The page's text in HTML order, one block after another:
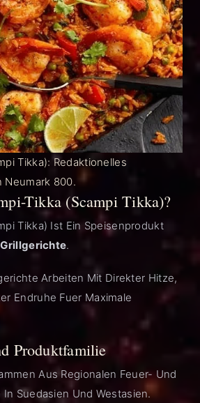
Tikka): Redaktionelles
Neumark 800.
Tikka (Scampi Tikka)?
Tikka) Ist Ein Speisenprodukt
Grillgerichte.
Arbeiten Mit Direkter Hitze,
Endruhe Fuer Maximale
Produktfamilie
Aus Regionalen Feuer- Und
Suedasien Und Westasien.